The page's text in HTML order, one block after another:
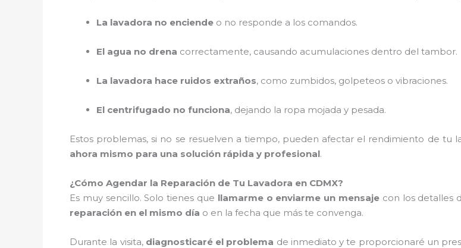
La lavadora no enciende o no responde a los comandos.
El agua no drena correctamente, causando acumulaciones dentro del tambor.
La lavadora hace ruidos extraños, como zumbidos, golpeteos o vibraciones.
El centrifugado no funciona, dejando la ropa mojada y pesada.
Estos problemas, si no se resuelven a tiempo, pueden afectar el rendimiento de tu
ahora mismo para una solución rápida y profesional.
¿Cómo Agendar la Reparación de Tu Lavadora en CDMX?
Es muy sencillo. Solo tienes que llamarme o enviarme un mensajecon los detalles
reparación en el mismo día o en la fecha que más te convenga.
Durante la visita, diagnosticaré el problema de inmediato y te proporcionaré un